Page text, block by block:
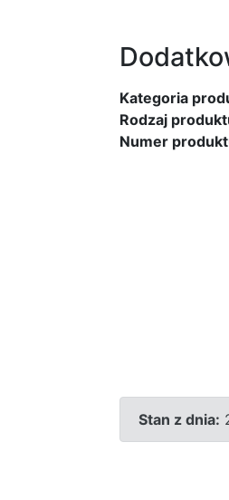
Kategoria
Rodzaj
Numer
Stan z dnia: